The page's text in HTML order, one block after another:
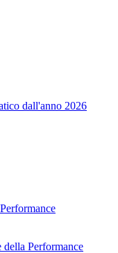
dall'anno 2026
della Performance